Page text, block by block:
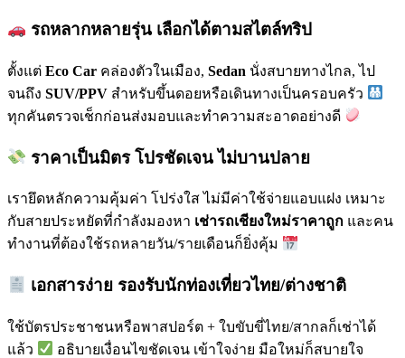
รถหลากหลายรุ่น เลือกได้ตามสไตล์ทริป
ตั้งแต่ Eco Car คล่องตัวในเมือง, Sedan นั่งสบายทางไกล, ไป
จนถึง SUV/PPV สำหรับขึ้นดอยหรือเดินทางเป็นครอบครัว
ทุกคันตรวจเช็กก่อนส่งมอบและทำความสะอาดอย่างดี
ราคาเป็นมิตร โปรชัดเจน ไม่บานปลาย
เรายึดหลักความคุ้มค่า โปร่งใส ไม่มีค่าใช้จ่ายแอบแฝง เหมาะ
กับสายประหยัดที่กำลังมองหา เช่ารถเชียงใหม่ราคาถูก และคน
ทำงานที่ต้องใช้รถหลายวัน/รายเดือนก็ยิ่งคุ้ม
เอกสารง่าย รองรับนักท่องเที่ยวไทย/ต่างชาติ
ใช้บัตรประชาชนหรือพาสปอร์ต + ใบขับขี่ไทย/สากลก็เช่าได้
แล้ว
อธิบายเงื่อนไขชัดเจน เข้าใจง่าย มือใหม่ก็สบายใจ